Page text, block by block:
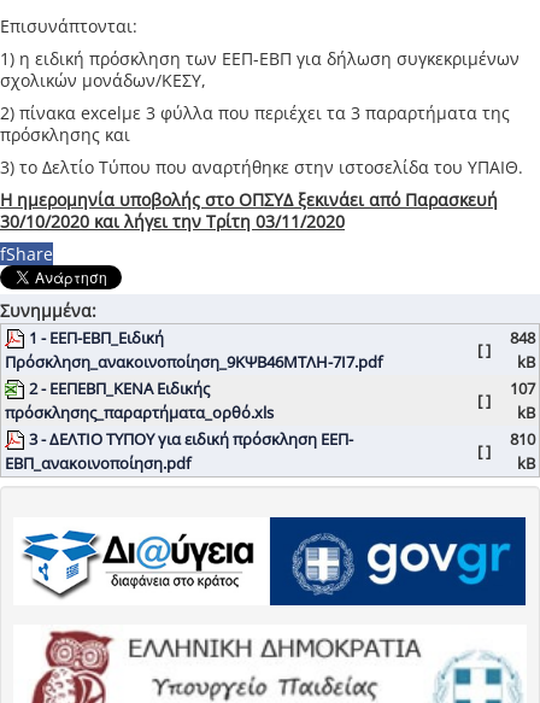
Επισυνάπτονται:
1) η ειδική πρόσκληση των ΕΕΠ-ΕΒΠ για δήλωση συγκεκριμένων
σχολικών μονάδων/ΚΕΣΥ,
2) πίνακα excelμε 3 φύλλα που περιέχει τα 3 παραρτήματα της
πρόσκλησης και
3) το Δελτίο Τύπου που αναρτήθηκε στην ιστοσελίδα του ΥΠΑΙΘ.
Η ημερομηνία υποβολής στο ΟΠΣΥΔ ξεκινάει από Παρασκευή
30/10/2020 και λήγει την Τρίτη 03/11/2020
fShare
Συνημμένα:
1 - ΕΕΠ-ΕΒΠ_Ειδική
Πρόσκληση_ανακοινοποίηση_9ΚΨΒ46ΜΤΛΗ-7Ι7.pdf
[ ]
848
kB
2 - ΕΕΠΕΒΠ_ΚΕΝΑ Ειδικής
πρόσκλησης_παραρτήματα_ορθό.xls
[ ]
107
kB
3 - ΔΕΛΤΙΟ ΤΥΠΟΥ για ειδική πρόσκληση ΕΕΠ-
ΕΒΠ_ανακοινοποίηση.pdf
[ ]
810
kB